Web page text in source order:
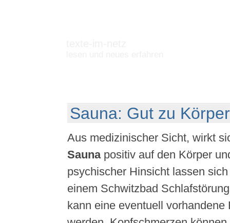
Sauna: Gut zu
Aus medizinischer Sicht, wirkt
Sauna positiv auf den Körper
psychischer Hinsicht lassen
einem Schwitzbad
kann eine eventuell vorhandene